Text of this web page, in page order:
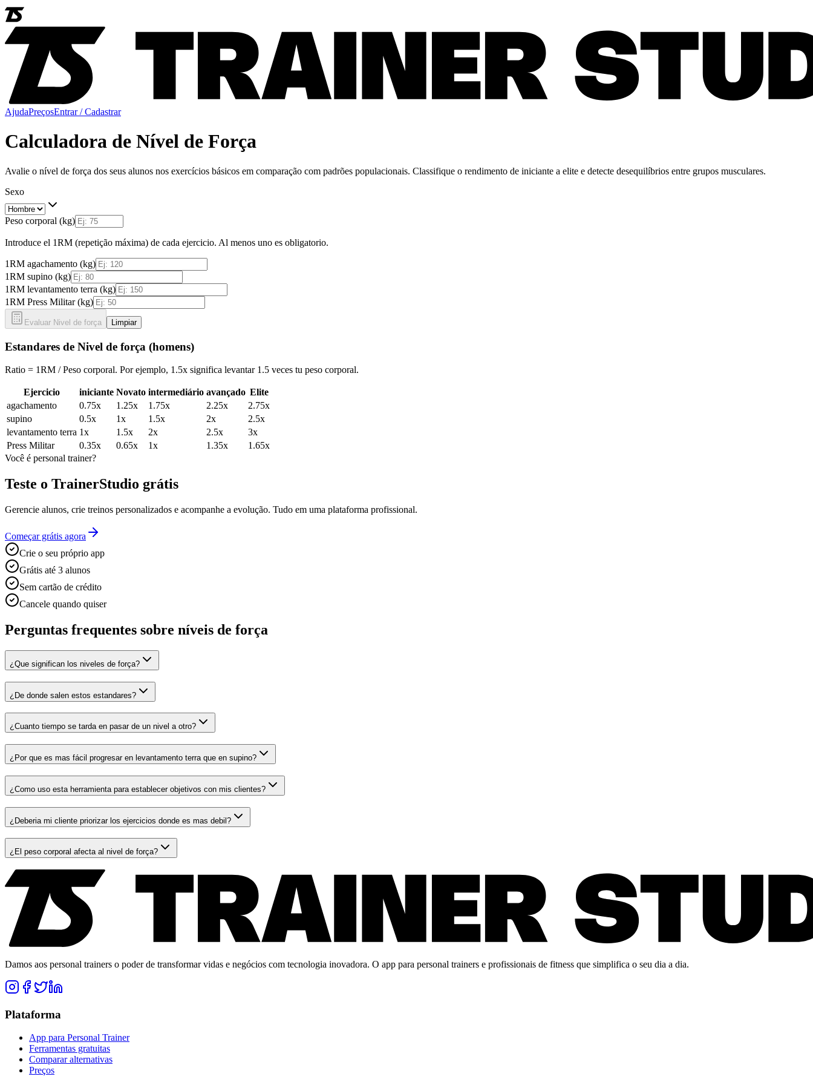
AjudaPreçosEntrar / Cadastrar
Calculadora de Nível de Força
Avalie o nível de força dos seus alunos nos exercícios básicos em comparação com padrões populacionais. Classifique o rendimento de iniciante a elite e detecte desequilíbrios entre grupos musculares.
Sexo
Peso corporal (kg)
Introduce el 1RM (repetição máxima) de cada ejercicio. Al menos uno es obligatorio.
1RM agachamento (kg)
1RM supino (kg)
1RM levantamento terra (kg)
1RM Press Militar (kg)
Evaluar Nivel de força Limpiar
Estandares de Nivel de força (homens)
Ratio = 1RM / Peso corporal. Por ejemplo, 1.5x significa levantar 1.5 veces tu peso corporal.
Ejercicio iniciante Novato intermediário avançado Elite
agachamento
0.75x 1.25x 1.75x 2.25x 2.75x
supino
0.5x 1x 1.5x 2x 2.5x
levantamento terra 1x 1.5x 2x 2.5x 3x
Press Militar
0.35x 0.65x 1x 1.35x 1.65x
Você é personal trainer?
Teste o TrainerStudio grátis
Gerencie alunos, crie treinos personalizados e acompanhe a evolução. Tudo em uma plataforma profissional.
Começar grátis agora
Crie o seu próprio app
Grátis até 3 alunos
Sem cartão de crédito
Cancele quando quiser
Perguntas frequentes sobre níveis de força
¿Que significan los niveles de força?
¿De donde salen estos estandares?
¿Cuanto tiempo se tarda en pasar de un nivel a otro?
¿Por que es mas fácil progresar en levantamento terra que en supino?
¿Como uso esta herramienta para establecer objetivos con mis clientes?
¿Deberia mi cliente priorizar los ejercicios donde es mas debil?
¿El peso corporal afecta al nivel de força?
Damos aos personal trainers o poder de transformar vidas e negócios com tecnologia inovadora. O app para personal trainers e profissionais de fitness que simplifica o seu dia a dia.
Plataforma
App para Personal Trainer
Ferramentas gratuitas
Comparar alternativas
Preços